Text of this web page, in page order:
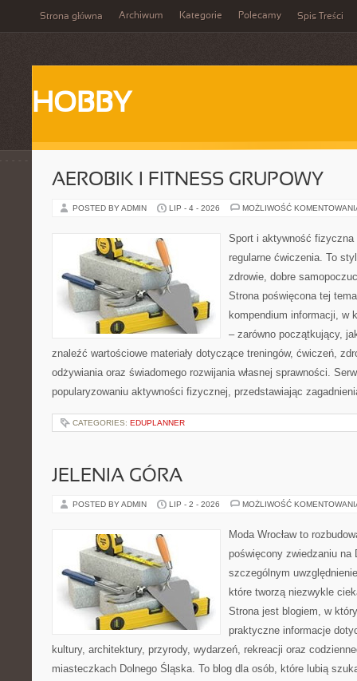
Strona główna Archiwum Kategorie Polecamy Spis Treści
HOBBY
AEROBIK I FITNESS GRUPOWY
POSTED BY ADMIN LIP - 4 - 2026 MOŻLIWOŚĆ
Sport i aktywność
regularne ćwiczenia. To
zdrowie, dobre
Strona poświęcona tej
kompendium informacji, w
– zarówno początkujący,
znaleźć wartościowe materiały dotyczące treningów, ćwiczeń,
odżywiania oraz świadomego rozwijania własnej sprawności.
popularyzowaniu aktywności fizycznej, przedstawiając
CATEGORIES: EDUPLANNER
JELENIA GÓRA
POSTED BY ADMIN LIP - 2 - 2026 MOŻLIWOŚĆ
Moda Wrocław to
poświęcony zwiedzaniu na
szczególnym
które tworzą niezwykle
Strona jest blogiem, w
praktyczne informacje
kultury, architektury, przyrody, wydarzeń, rekreacji oraz
miasteczkach Dolnego Śląska. To blog dla osób, które lubią